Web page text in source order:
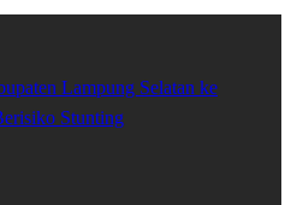
Lampung Selatan ke
Stunting